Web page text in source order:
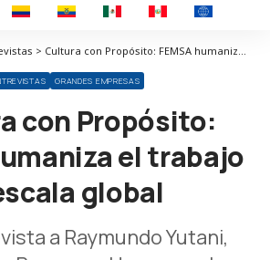
Corresponsables > Entrevistas > Cultura con Propósito: FEMSA humaniza el trabajo a escala global
GRANDES EMPRESAS
con Propósito:
el trabajo
global
a Raymundo Yutani,